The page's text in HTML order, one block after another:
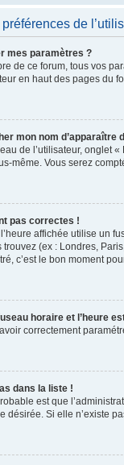
de
mes paramètres ?
de ce forum, tous vos
en haut des pages du
mon nom
de l’utilisateur, onglet
même. Vous serez
pas correctes !
affichée utilise un
(ex : Londres,
c’est le bon moment
horaire et l’heure
correctement
dans la liste !
est que
désirée. Si elle n’existe